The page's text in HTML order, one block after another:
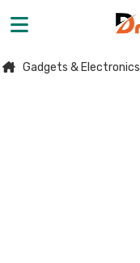
Gadgets & Electronics